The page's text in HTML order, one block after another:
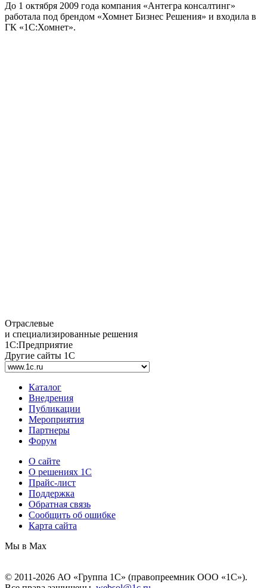
До 1 октября 2009 года компания «Антегра консалтинг»
работала под брендом «Хомнет Бизнес Решения» и входила в
ГК «1С:Хомнет».
Отраслевые
и специализированные решения
1С:Предприятие
Другие сайты 1С
Каталог
Внедрения
Публикации
Мероприятия
Партнеры
Форум
О сайте
О решениях 1С
Прайс-лист
Поддержка
Обратная связь
Сообщить об ошибке
Карта сайта
Мы в Max
© 2011-2026 АО «Группа 1С» (правопреемник ООО «1С»).